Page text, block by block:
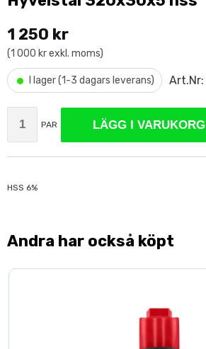
1 250 kr
(1 000 kr exkl. moms)
• I lager (1-3 dagars leverans) Art.Nr:
PAR LÄGG I VARUKORG
HSS 6%
Andra har också köpt